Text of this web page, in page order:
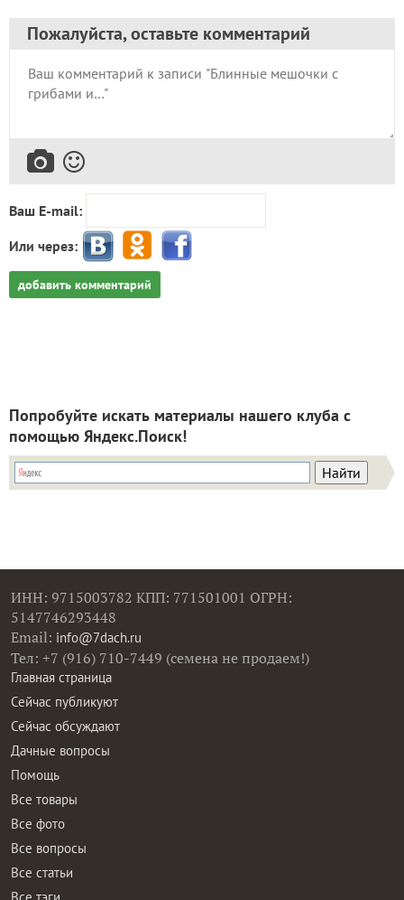
Пожалуйста, оставьте комментарий
Ваш E-mail:
Или через:
добавить комментарий
Попробуйте искать материалы нашего клуба с
помощью Яндекс.Поиск!
ИНН: 9715003782 КПП: 771501001 ОГРН:
5147746293448
Email: info@7dach.ru
Тел: +7 (916) 710-7449 (семена не продаем!)
Главная страница
Сейчас публикуют
Сейчас обсуждают
Дачные вопросы
Помощь
Все товары
Все фото
Все вопросы
Все статьи
Все тэги